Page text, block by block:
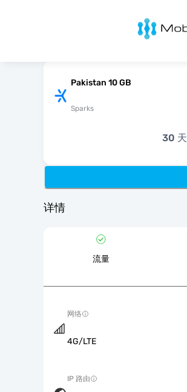
MobiMatter
Pakistan 10 GB
Sparks
30 天
详情
流量
网络
4G/LTE
IP 路由